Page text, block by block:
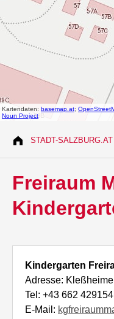
STADT-SALZBURG.AT
Freiraum
Kindergarten
Adresse:
Tel: +43 662 429154
E-Mail: